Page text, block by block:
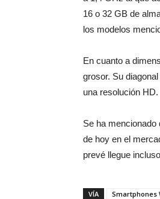
16 o 32 GB de
los modelos
En cuanto a
grosor. Su
una resolución HD.
Se ha
de hoy en el
prevé llegue
VÍA
Smartphones